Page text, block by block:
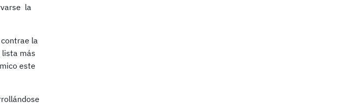
la
la
lista más
este